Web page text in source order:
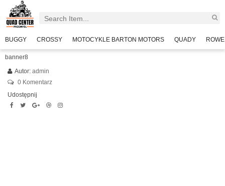
BUGGY CROSSY MOTOCYKLE BARTON MOTORS QUADY
banner8
Autor: admin
0 Komentarz
Udostępnij